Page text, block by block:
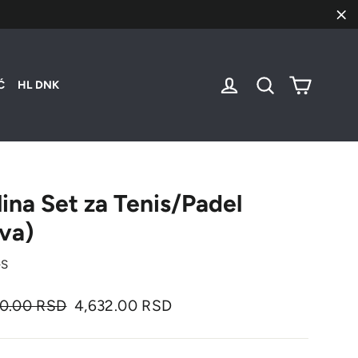
HL DNK Uloguj sePretražiKorpa
Set za Tenis/Padel
RSD Cena
popustom
4,632.00 RSD